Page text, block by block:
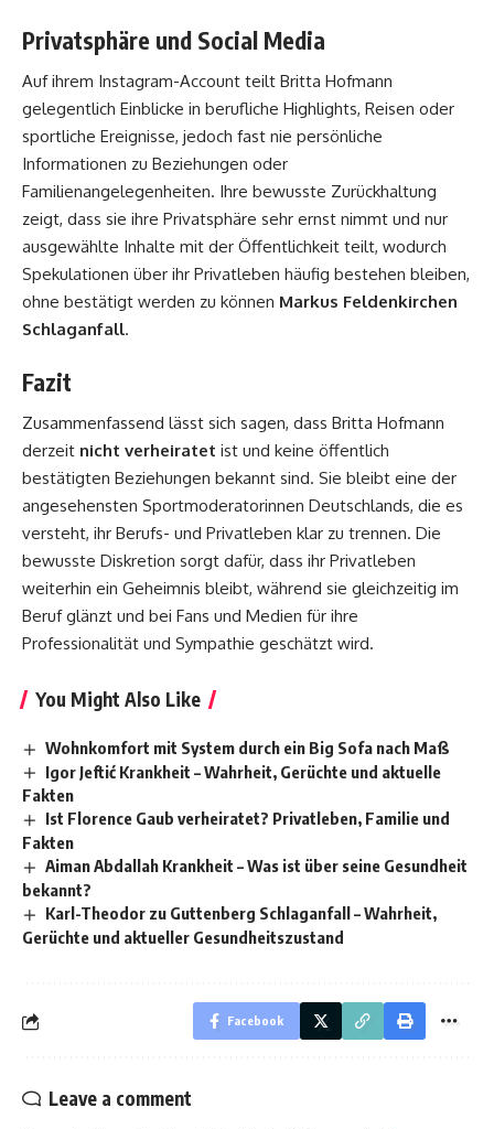
Privatsphäre und Social Media
Auf ihrem Instagram-Account teilt Britta Hofmann
gelegentlich Einblicke in berufliche Highlights, Reisen oder
sportliche Ereignisse, jedoch fast nie persönliche
Informationen zu Beziehungen oder
Familienangelegenheiten. Ihre bewusste Zurückhaltung
zeigt, dass sie ihre Privatsphäre sehr ernst nimmt und nur
ausgewählte Inhalte mit der Öffentlichkeit teilt, wodurch
Spekulationen über ihr Privatleben häufig bestehen bleiben,
ohne bestätigt werden zu können Markus Feldenkirchen
Schlaganfall.
Fazit
Zusammenfassend lässt sich sagen, dass Britta Hofmann
derzeit nicht verheiratet ist und keine öffentlich
bestätigten Beziehungen bekannt sind. Sie bleibt eine der
angesehensten Sportmoderatorinnen Deutschlands, die es
versteht, ihr Berufs- und Privatleben klar zu trennen. Die
bewusste Diskretion sorgt dafür, dass ihr Privatleben
weiterhin ein Geheimnis bleibt, während sie gleichzeitig im
Beruf glänzt und bei Fans und Medien für ihre
Professionalität und Sympathie geschätzt wird.
You Might Also Like
Wohnkomfort mit System durch ein Big Sofa nach Maß
Igor Jeftić Krankheit – Wahrheit, Gerüchte und aktuelle
Fakten
Ist Florence Gaub verheiratet? Privatleben, Familie und
Fakten
Aiman Abdallah Krankheit – Was ist über seine Gesundheit
bekannt?
Karl-Theodor zu Guttenberg Schlaganfall – Wahrheit,
Gerüchte und aktueller Gesundheitszustand
Facebook
Leave a comment